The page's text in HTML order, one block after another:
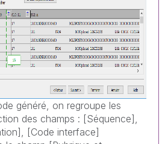
généré, on regroupe les
des champs : [Séquence],
[Code interface]